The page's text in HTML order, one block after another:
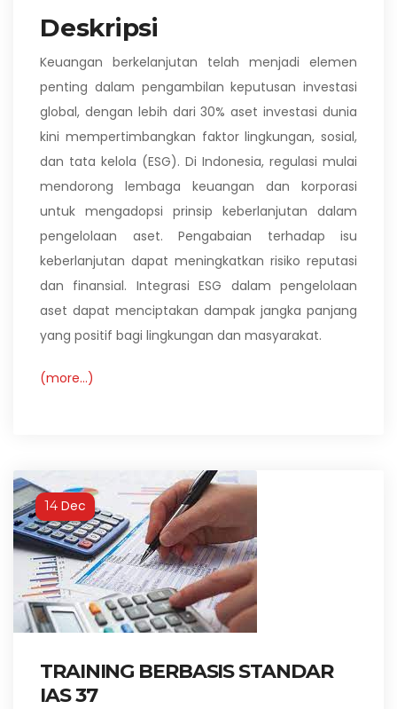
Deskripsi
Keuangan berkelanjutan telah menjadi elemen
penting dalam pengambilan keputusan investasi
global, dengan lebih dari 30% aset investasi dunia
kini mempertimbangkan faktor lingkungan, sosial,
dan tata kelola (ESG). Di Indonesia, regulasi mulai
mendorong lembaga keuangan dan korporasi
untuk mengadopsi prinsip keberlanjutan dalam
pengelolaan aset. Pengabaian terhadap isu
keberlanjutan dapat meningkatkan risiko reputasi
dan finansial. Integrasi ESG dalam pengelolaan
aset dapat menciptakan dampak jangka panjang
yang positif bagi lingkungan dan masyarakat.
(more…)
14 Dec
TRAINING BERBASIS STANDAR
IAS 37